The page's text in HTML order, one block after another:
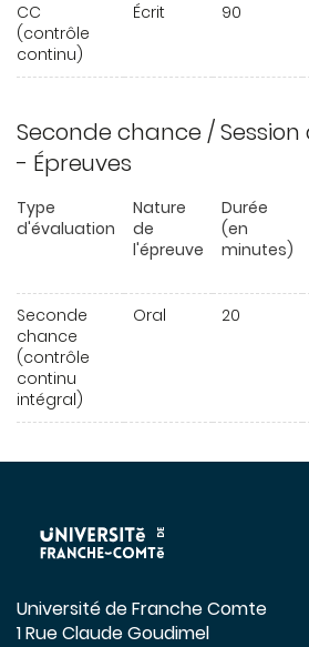
CC
(contrôle
continu)
Écrit 90
Seconde chance /
- Épreuves
Type
d'évaluation
Nature
de
l'épreuve
Durée
(en
minutes)
Seconde
chance
(contrôle
continu
intégral)
Oral 20
Université de Franche Comte
1 Rue Claude Goudimel